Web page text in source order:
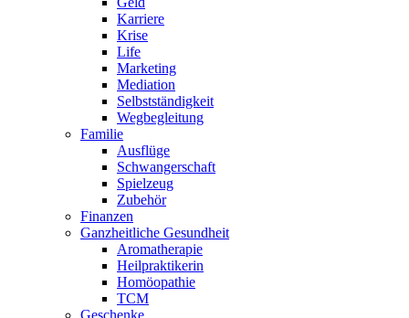
Karriere
Krise
Life
Marketing
Mediation
Selbstständigkeit
Wegbegleitung
Familie
Ausflüge
Schwangerschaft
Spielzeug
Zubehör
Finanzen
Ganzheitliche Gesundheit
Aromatherapie
Heilpraktikerin
Homöopathie
TCM
Geschenke